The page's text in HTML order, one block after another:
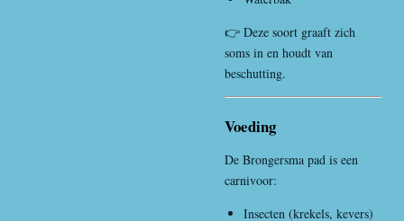
👉 Deze soort graaft zich
soms in en houdt van
beschutting.
Voeding
De Brongersma pad is een
carnivoor:
Insecten (krekels, kevers)